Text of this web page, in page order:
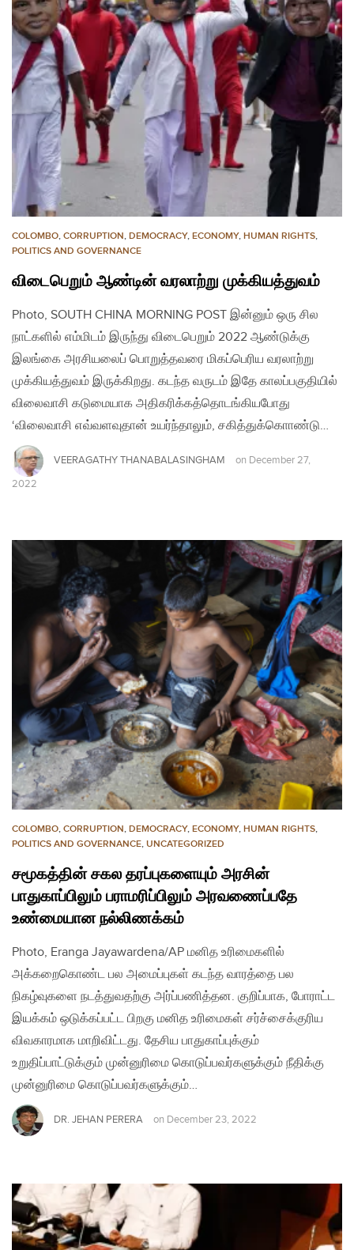
COLOMBO, CORRUPTION, DEMOCRACY, ECONOMY, HUMAN RIGHTS,
POLITICS AND GOVERNANCE
விடைபெறும் ஆண்டின் வரலாற்று முக்கியத்துவம்
Photo, SOUTH CHINA MORNING POST இன்னும் ஒரு சில
நாட்களில் எம்மிடம் இருந்து விடைபெறும் 2022 ஆண்டுக்கு
இலங்கை அரசியலைப் பொறுத்தவரை மிகப்பெரிய வரலாற்று
முக்கியத்துவம் இருக்கிறது. கடந்த வருடம் இதே காலப்பகுதியில்
விலைவாசி கடுமையாக அதிகரிக்கத்தொடங்கியபோது
‘விலைவாசி எவ்வளவுதான் உயர்ந்தாலும், சகித்துக்கொாண்டு…
VEERAGATHY THANABALASINGHAM on December 27,
2022
COLOMBO, CORRUPTION, DEMOCRACY, ECONOMY, HUMAN RIGHTS,
POLITICS AND GOVERNANCE, UNCATEGORIZED
சமூகத்தின் சகல தரப்புகளையும் அரசின்
பாதுகாப்பிலும் பராமரிப்பிலும் அரவணைப்பதே
உண்மையான நல்லிணக்கம்
Photo, Eranga Jayawardena/AP மனித உரிமைகளில்
அக்கறைகொண்ட பல அமைப்புகள் கடந்த வாரத்தை பல
நிகழ்வுகளை நடத்துவதற்கு அர்ப்பணித்தன. குறிப்பாக, போராட்ட
இயக்கம் ஒடுக்கப்பட்ட பிறகு மனித உரிமைகள் சர்ச்சைக்குரிய
விவகாரமாக மாறிவிட்டது. தேசிய பாதுகாப்புக்கும்
உறுதிப்பாட்டுக்கும் முன்னுரிமை கொடுப்பவர்களுக்கும் நீதிக்கு
முன்னுரிமை கொடுப்பவர்களுக்கும்…
DR. JEHAN PERERA on December 23, 2022